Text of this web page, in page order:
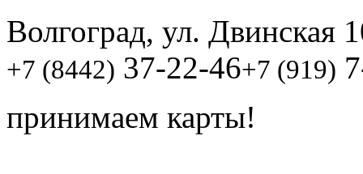
Волгоград, ул. Двинская
+7 (8442) 37-22-46+7 (919)
принимаем карты!